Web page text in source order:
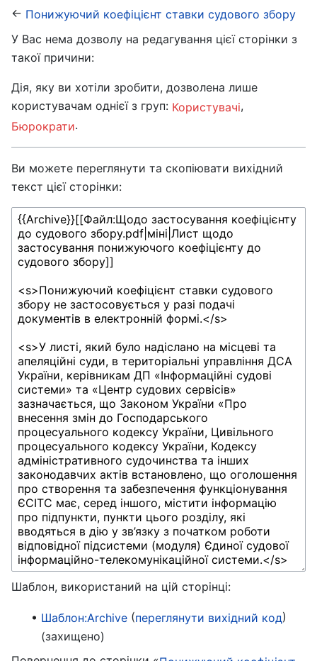
← Понижуючий коефіцієнт ставки судового збору
У Вас нема дозволу на редагування цієї сторінки з
такої причини:
Дія, яку ви хотіли зробити, дозволена лише
користувачам однієї з груп: Користувачі,
Бюрократи.
Ви можете переглянути та скопіювати вихідний
текст цієї сторінки:
Шаблон, використаний на цій сторінці:
Шаблон:Archive(переглянути вихідний код)
(захищено)